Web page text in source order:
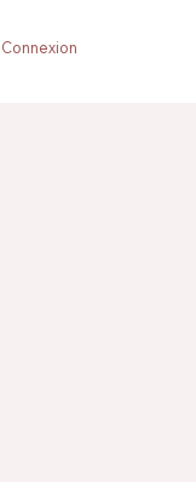
Connexion